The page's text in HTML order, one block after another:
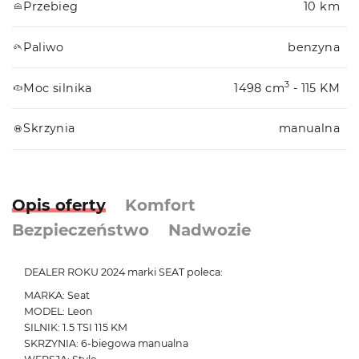
Przebieg 10 km
Paliwo benzyna
Moc silnika 1498 cm3 - 115 KM
Skrzynia manualna
Opis oferty
Komfort
Bezpieczeństwo
Nadwozie
DEALER ROKU 2024 marki SEAT poleca:
MARKA: Seat
MODEL: Leon
SILNIK: 1.5 TSI 115 KM
SKRZYNIA: 6-biegowa manualna